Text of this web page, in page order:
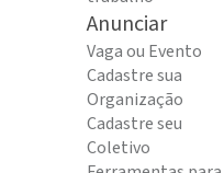
Anunciar
Vaga ou Evento
Cadastre sua
Organização
Cadastre seu
Coletivo